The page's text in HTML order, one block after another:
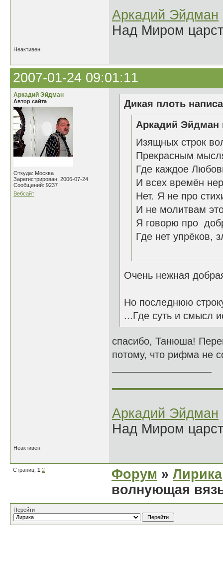
Аркадий Эйдман
Над Миром
Неактивен
2007-01-24 09:01:11
Аркадий Эйдман
Автор сайта
Откуда: Москва
Зарегистрирован: 2006-07-24
Сообщений: 9237
Вебсайт
Дикая плоть
Аркадий Эйдман
Изящных строк
Прекрасным
Где каждое
И всех времён
Нет. Я не про
И не молитвам
Я говорю про
Где нет
Очень нежная
Но последнюю
...Где суть и смысл
спасибо, Танюша!
потому, что рифма не
Аркадий Эйдман
Над Миром
Неактивен
Страниц: 1 2 Форум » Лирика
волнующая
Перейти